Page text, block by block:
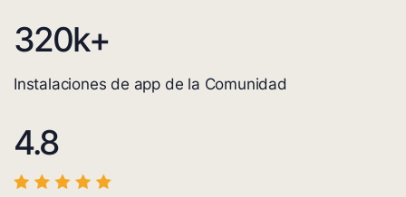
320k+
Instalaciones de app de la Comunidad
4.8